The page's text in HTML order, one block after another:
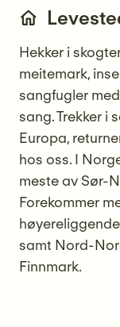
Hekker i
meitemark,
sangfugler
sang. Trekker i
Europa,
hos oss. I
meste av Sør-
Forekommer
samt Nord-
Finnmark.